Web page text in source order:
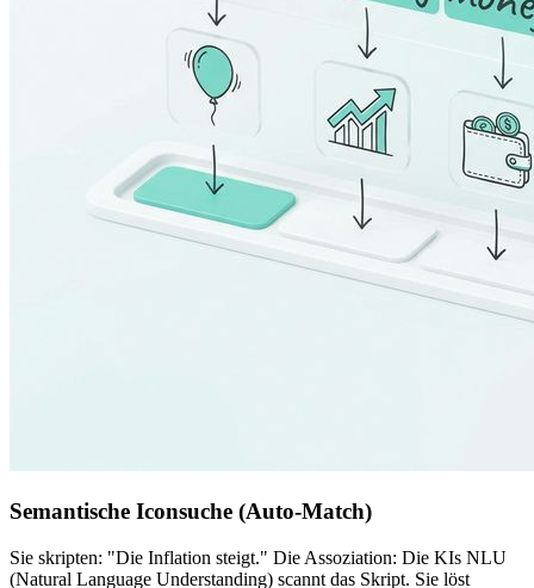
Semantische Iconsuche (Auto-Match)
Sie skripten: "Die Inflation steigt." Die Assoziation: Die KIs NLU
(Natural Language Understanding) scannt das Skript. Sie löst